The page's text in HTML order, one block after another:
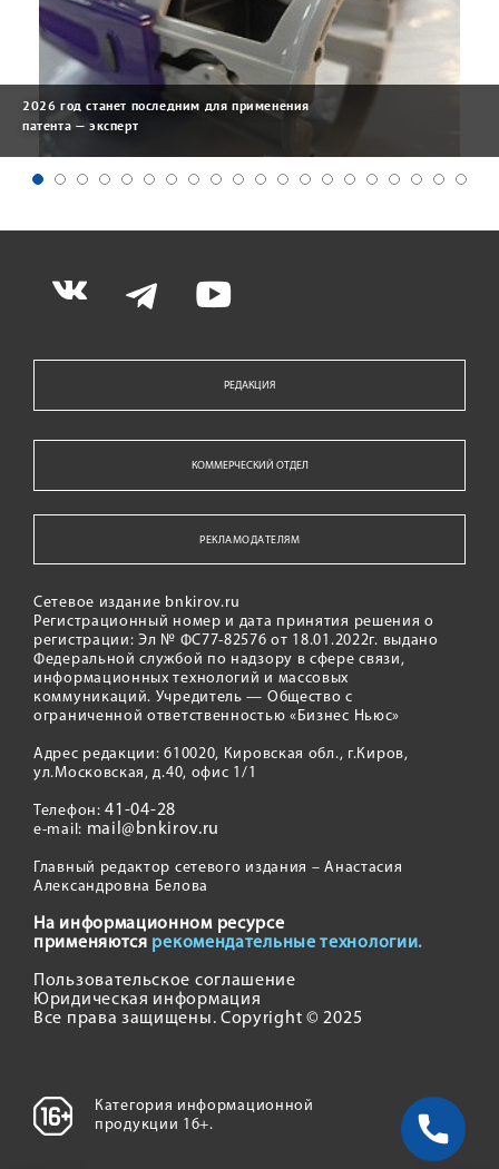
2026 год станет последним для применения
патента — эксперт
РЕДАКЦИЯ
КОММЕРЧЕСКИЙ ОТДЕЛ
РЕКЛАМОДАТЕЛЯМ
Сетевое издание bnkirov.ru
Регистрационный номер и дата принятия решения о
регистрации: Эл № ФС77-82576 от 18.01.2022г. выдано
Федеральной службой по надзору в сфере связи,
информационных технологий и массовых
коммуникаций. Учредитель — Общество с
ограниченной ответственностью «Бизнес Ньюс»
Адрес редакции: 610020, Кировская обл., г.Киров,
ул.Московская, д.40, офис 1/1
Телефон:41-04-28
e-mail: mail@bnkirov.ru
Главный редактор сетевого издания – Анастасия
Александровна Белова
На информационном ресурсе
применяются рекомендательные технологии.
Пользовательское соглашение
Юридическая информация
Все права защищены. Copyright © 2025
Категория информационной
продукции 16+.